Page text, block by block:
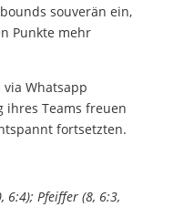
souverän ein,
Punkte mehr
Whatsapp
ihres Teams freuen
fortsetzten.
6:4); Pfeiffer (8, 6:3,